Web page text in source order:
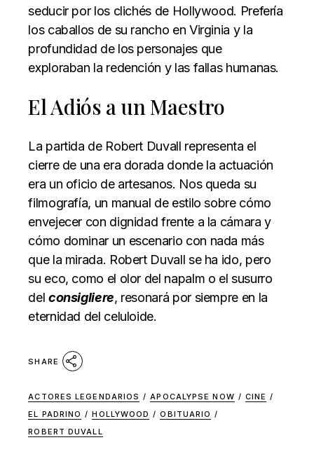
seducir por los clichés de Hollywood. Prefería
los caballos de su rancho en Virginia y la
profundidad de los personajes que
exploraban la redención y las fallas humanas.
El Adiós a un Maestro
La partida de Robert Duvall representa el
cierre de una era dorada donde la actuación
era un oficio de artesanos. Nos queda su
filmografía, un manual de estilo sobre cómo
envejecer con dignidad frente a la cámara y
cómo dominar un escenario con nada más
que la mirada. Robert Duvall se ha ido, pero
su eco, como el olor del napalm o el susurro
del consigliere, resonará por siempre en la
eternidad del celuloide.
SHARE
ACTORES LEGENDARIOS / APOCALYPSE NOW / CINE /
EL PADRINO / HOLLYWOOD / OBITUARIO /
ROBERT DUVALL